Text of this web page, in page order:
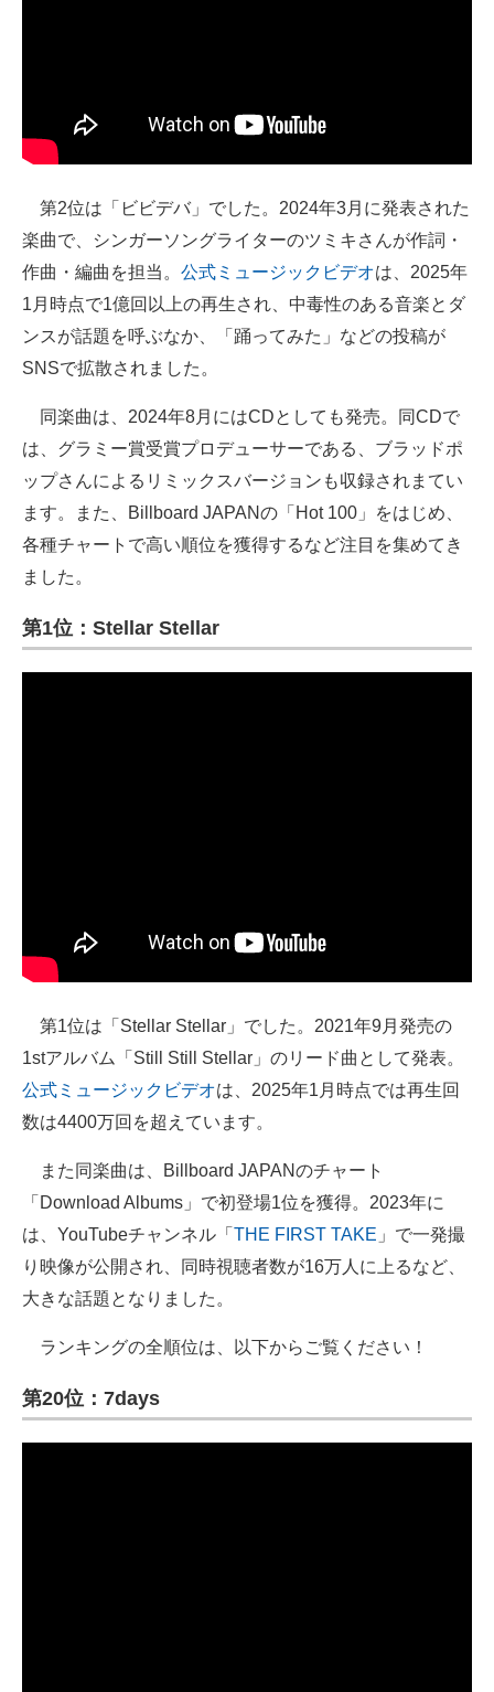
第2位は「ビビデバ」でした。2024年3月に発表された
楽曲で、シンガーソングライターのツミキさんが作詞・
作曲・編曲を担当。 公式ミュージックビデオは、2025年
1月時点で1億回以上の再生され、中毒性のある音楽とダ
ンスが話題を呼ぶなか、「踊ってみた」などの投稿が
SNSで拡散されました。
同楽曲は、2024年8月にはCDとしても発売。同CDで
は、グラミー賞受賞プロデューサーである、ブラッドポ
ップさんによるリミックスバージョンも収録されまてい
ます。また、Billboard JAPANの「Hot 100」をはじめ、
各種チャートで高い順位を獲得するなど注目を集めてき
ました。
第1位：Stellar Stellar
第1位は「Stellar Stellar」でした。2021年9月発売の
1stアルバム「Still Still Stellar」のリード曲として発表。
公式ミュージックビデオは、2025年1月時点では再生回
数は4400万回を超えています。
また同楽曲は、Billboard JAPANのチャート
「Download Albums」で初登場1位を獲得。2023年に
は、YouTubeチャンネル「 THE FIRST TAKE 」で一発撮
り映像が公開され、同時視聴者数が16万人に上るなど、
大きな話題となりました。
ランキングの全順位は、以下からご覧ください！
第20位：7days